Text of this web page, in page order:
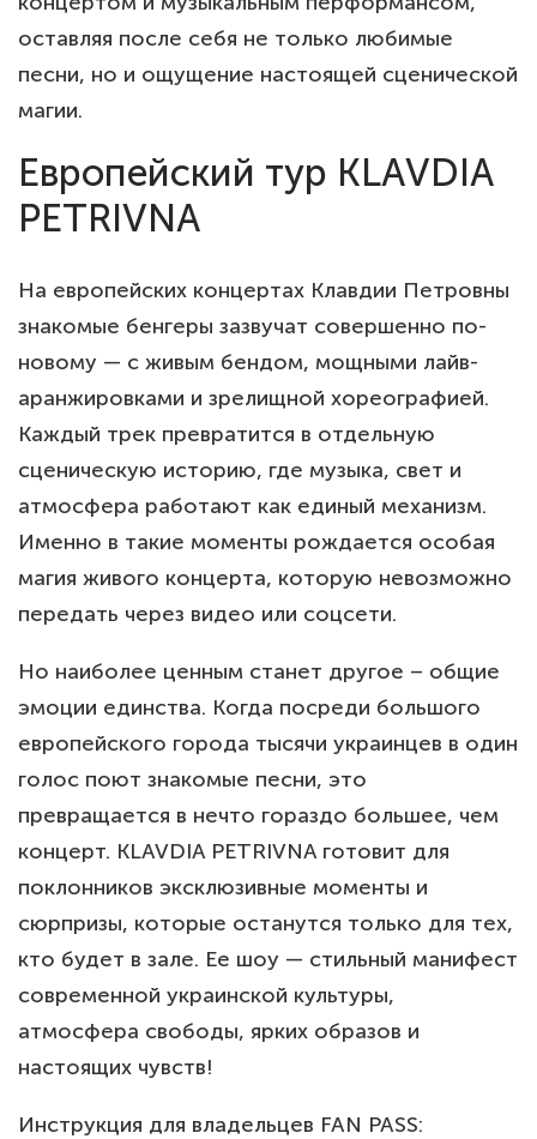
оставляя после себя не только любимые
песни, но и ощущение настоящей сценической
магии.
Европейский тур KLAVDIA
PETRIVNA
На европейских концертах Клавдии Петровны
знакомые бенгеры зазвучат совершенно по-
новому — с живым бендом, мощными лайв-
аранжировками и зрелищной хореографией.
Каждый трек превратится в отдельную
сценическую историю, где музыка, свет и
атмосфера работают как единый механизм.
Именно в такие моменты рождается особая
магия живого концерта, которую невозможно
передать через видео или соцсети.
Но наиболее ценным станет другое – общие
эмоции единства. Когда посреди большого
европейского города тысячи украинцев в один
голос поют знакомые песни, это
превращается в нечто гораздо большее, чем
концерт. KLAVDIA PETRIVNA готовит для
поклонников эксклюзивные моменты и
сюрпризы, которые останутся только для тех,
кто будет в зале. Ее шоу — стильный манифест
современной украинской культуры,
атмосфера свободы, ярких образов и
настоящих чувств!
Инструкция для владельцев FAN PASS: